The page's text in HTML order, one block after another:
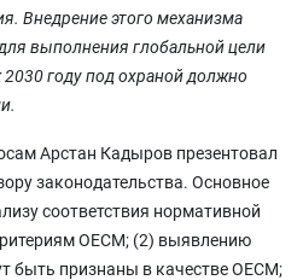
Внедрение этого механизма
выполнения глобальной цели
2030 году под охраной должно
Арстан Кадыров презентовал
законодательства. Основное
соответствия нормативной
OECM; (2) выявлению
быть признаны в качестве OECM;